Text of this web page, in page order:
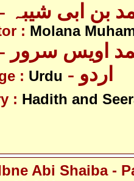
بن ابی شیبہ
: Molana
اویس سرور
: Urdu - اردو
: Hadith and
Abi Shaiba -